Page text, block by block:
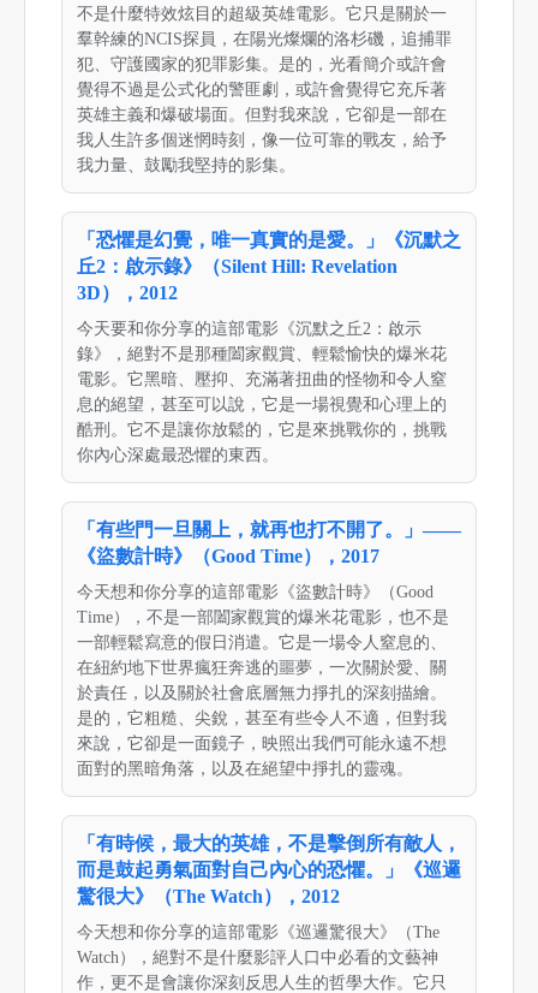
不是什麼特效炫目的超級英雄電影。它只是關於一
羣幹練的NCIS探員，在陽光燦爛的洛杉磯，追捕罪
犯、守護國家的犯罪影集。是的，光看簡介或許會
覺得不過是公式化的警匪劇，或許會覺得它充斥著
英雄主義和爆破場面。但對我來說，它卻是一部在
我人生許多個迷惘時刻，像一位可靠的戰友，給予
我力量、鼓勵我堅持的影集。
「恐懼是幻覺，唯一真實的是愛。」《沉默之
丘2：啟示錄》（Silent Hill: Revelation
3D），2012
今天要和你分享的這部電影《沉默之丘2：啟示
錄》，絕對不是那種闔家觀賞、輕鬆愉快的爆米花
電影。它黑暗、壓抑、充滿著扭曲的怪物和令人窒
息的絕望，甚至可以說，它是一場視覺和心理上的
酷刑。它不是讓你放鬆的，它是來挑戰你的，挑戰
你內心深處最恐懼的東西。
「有些門一旦關上，就再也打不開了。」——
《盜數計時》（Good Time），2017
今天想和你分享的這部電影《盜數計時》（Good
Time），不是一部闔家觀賞的爆米花電影，也不是
一部輕鬆寫意的假日消遣。它是一場令人窒息的、
在紐約地下世界瘋狂奔逃的噩夢，一次關於愛、關
於責任，以及關於社會底層無力掙扎的深刻描繪。
是的，它粗糙、尖銳，甚至有些令人不適，但對我
來說，它卻是一面鏡子，映照出我們可能永遠不想
面對的黑暗角落，以及在絕望中掙扎的靈魂。
「有時候，最大的英雄，不是擊倒所有敵人，
而是鼓起勇氣面對自己內心的恐懼。」《巡邏
驚很大》（The Watch），2012
今天想和你分享的這部電影《巡邏驚很大》（The
Watch），絕對不是什麼影評人口中必看的文藝神
作，更不是會讓你深刻反思人生的哲學大作。它只